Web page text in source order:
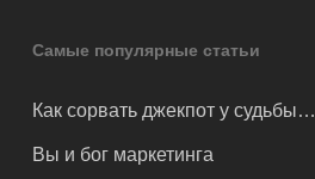
Самые популярные статьи
Как сорвать джекпот у судьбы…
Вы и бог маркетинга